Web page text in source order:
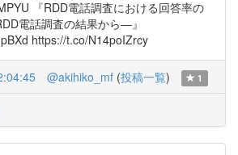
『RDD電話調査における回答率の
電話調査の結果から―』
https://t.co/N14poIZrcy
@akihiko_mf (投稿一覧) 1